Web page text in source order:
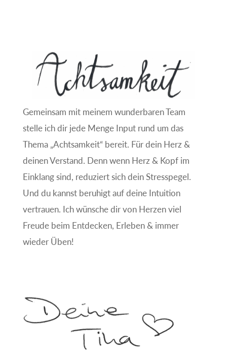
Gemeinsam mit meinem wunderbaren Team
stelle ich dir jede Menge Input rund um das
Thema „Achtsamkeit“ bereit. Für dein Herz &
deinen Verstand. Denn wenn Herz & Kopf im
Einklang sind, reduziert sich dein Stresspegel.
Und du kannst beruhigt auf deine Intuition
vertrauen. Ich wünsche dir von Herzen viel
Freude beim Entdecken, Erleben & immer
wieder Üben!